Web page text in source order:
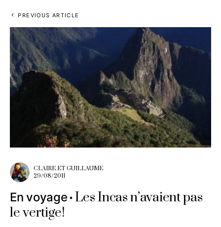
PREVIOUS ARTICLE
CLAIRE ET GUILLAUME
29/08/2011
En voyage Les Incas n’avaient pas
le vertige!